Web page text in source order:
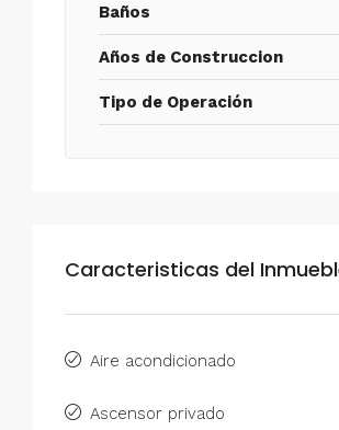
Baños
Años de Construccion
Tipo de Operación
Caracteristicas del
Aire acondicionado
Ascensor privado